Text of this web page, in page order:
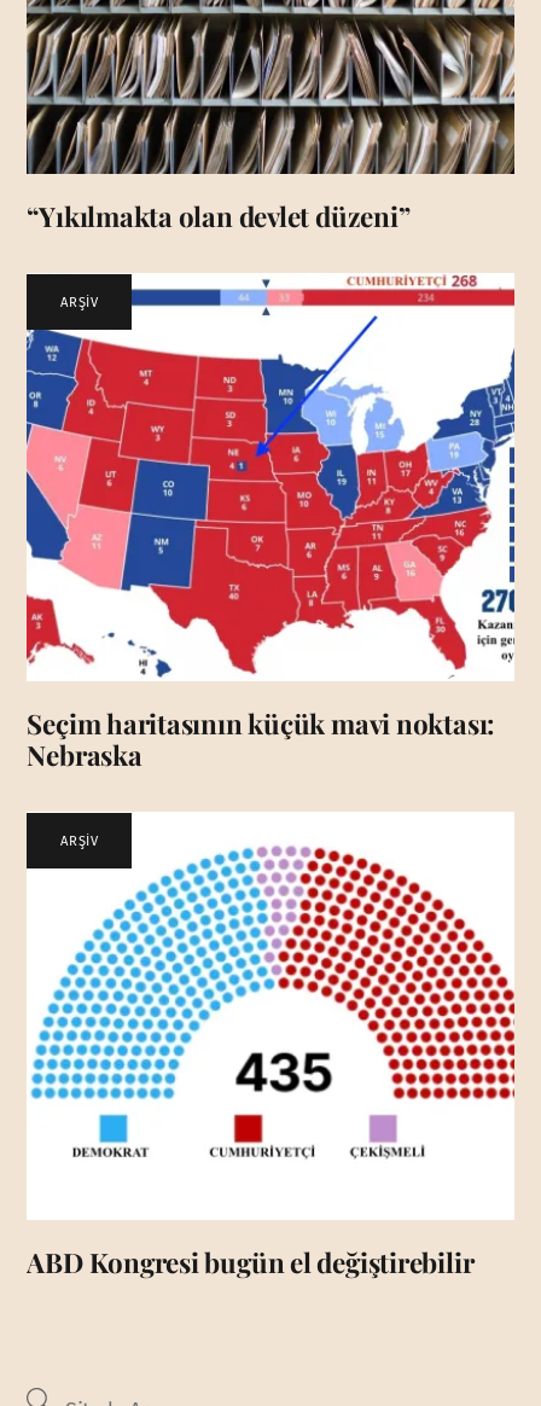
“Yıkılmakta olan devlet düzeni”
ARŞİV
Seçim haritasının küçük mavi noktası:
Nebraska
ARŞİV
ABD Kongresi bugün el değiştirebilir